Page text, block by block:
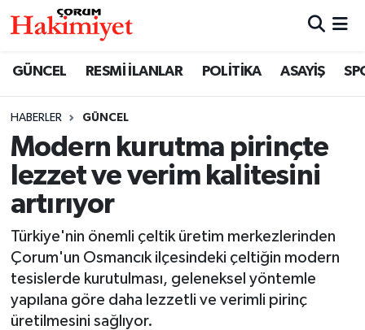
GÜNCEL RESMİ İLANLAR POLİTİKA ASAYİŞ
HABERLER GÜNCEL
Modern kurutma pirinçte
lezzet ve verim kalitesini
artırıyor
Türkiye'nin önemli çeltik üretim merkezlerinden
Çorum'un Osmancık ilçesindeki çeltiğin modern
tesislerde kurutulması, geleneksel yöntemle
yapılana göre daha lezzetli ve verimli pirinç
üretilmesini sağlıyor.
SAĞLIK
ASAYİŞ
EKONOMİ
AKTÜEL
Nöbetçi Eczaneler
Çorum Namaz Vakitleri
Trafik Durumu
Süper Lig Puan Durumu ve Fikstür
Son Dakika Haberleri